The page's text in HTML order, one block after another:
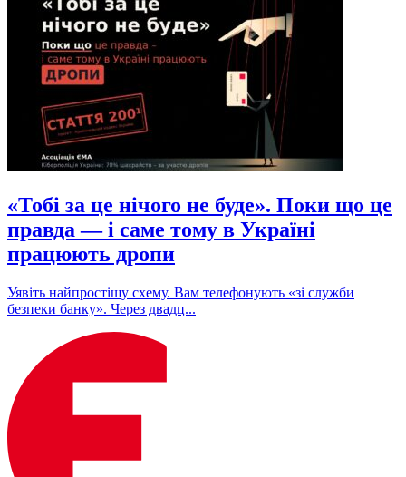
«Тобі за це нічого не буде». Поки що це
правда — і саме тому в Україні
працюють дропи
Уявіть найпростішу схему. Вам телефонують «зі служби
безпеки банку». Через двадц...